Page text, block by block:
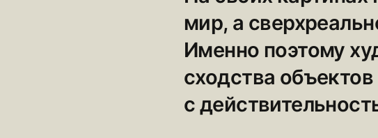
мир, а
Именно поэтому
сходства
с